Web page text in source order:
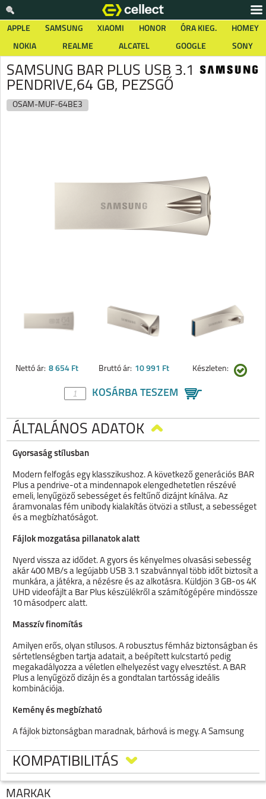
APPLE SAMSUNG XIAOMI HONOR ÓRA KIEG.
HOMEY
NOKIA
REALME ALCATEL GOOGLE SONY
SAMSUNG BAR PLUS USB 3.1
PENDRIVE,64 GB, PEZSGŐ
OSAM-MUF-64BE3
Nettó ár: 8 654 Ft Bruttó ár: 10 991 Ft Készleten:
KOSÁRBA TESZEM
ÁLTALÁNOS ADATOK
Gyorsaság stílusban
Modern felfogás egy klasszikushoz. A következő generációs BAR
Plus a pendrive-ot a mindennapok elengedhetetlen részévé
emeli, lenyűgöző sebességet és feltűnő dizájnt kínálva. Az
áramvonalas fém unibody kialakítás ötvözi a stílust, a sebességet
és a megbízhatóságot.
Fájlok mozgatása pillanatok alatt
Nyerd vissza az idődet. A gyors és kényelmes olvasási sebesség
akár 400 MB/s a legújabb USB 3.1 szabvánnyal több időt biztosít a
munkára, a játékra, a nézésre és az alkotásra. Küldjön 3 GB-os 4K
UHD videofájlt a Bar Plus készülékről a számítógépére mindössze
10 másodperc alatt.
Masszív finomítás
Amilyen erős, olyan stílusos. A robusztus fémház biztonságban és
sértetlenségben tartja adatait, a beépített kulcstartó pedig
megakadályozza a véletlen elhelyezést vagy elvesztést. A BAR
Plus a lenyűgöző dizájn és a gondtalan tartósság ideális
kombinációja.
Kemény és megbízható
A fájlok biztonságban maradnak, bárhová is megy. A Samsung
eszközzé teszi az értékes adatok tárolására. Vízálló¹, ütésálló²,
hőálló³, mágnesálló⁴ és röntgenálló⁵ testtel működik, mindezt 5 év
korlátozott jótállással⁶
Terméktípus: USB 3.1 flash meghajtó
KOMPATIBILITÁS
MÁRKÁK